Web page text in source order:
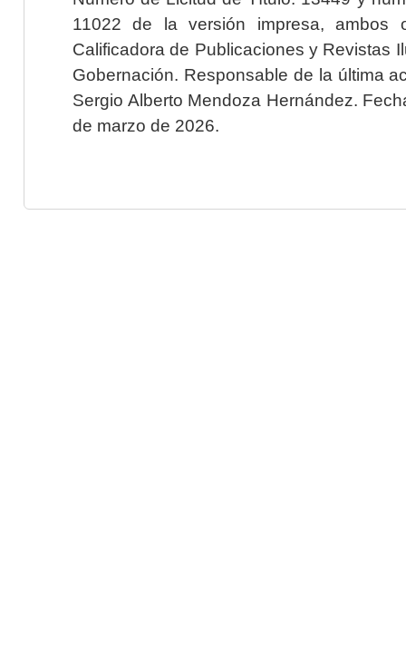
11022 de la versión impresa, ambos
Calificadora de Publicaciones y Revistas
Gobernación. Responsable de la última
Sergio Alberto Mendoza Hernández.
de marzo de 2026.